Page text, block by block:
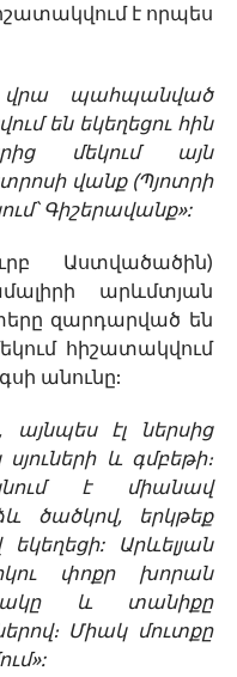
է որպես
վրա պահպանված
են եկեղեցու հին
մեկում այն
վանք (Պյոտրի
Գիշերավանք»:
Աստվածածին)
արևմտյան
զարդարված են
հիշատակվում
անունը:
այնպես էլ ներսից
և գմբեթի։
է միանավ
ծածկով, երկթեք
Արևելյան
փոքր խորան
և տանիքը
Միակ մուտքը